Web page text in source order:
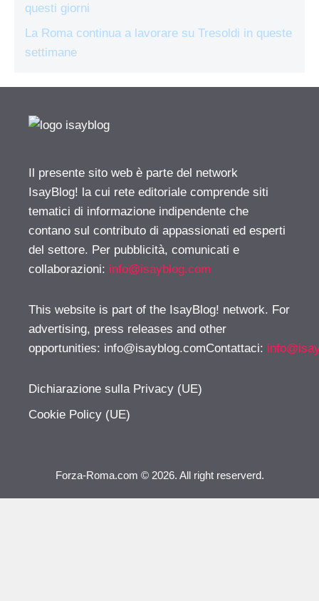
questi giorni
La Roma continua a lavorare su Tresoldi in queste
settimane
Il presente sito web è parte del network
IsayBlog! la cui rete editoriale comprende siti
tematici di informazione indipendente che
contano sul contributo di appassionati ed esperti
del settore. Per pubblicità, comunicati e
collaborazioni: info@isayblog.com
This website is part of the IsayBlog! network. For
advertising, press releases and other
opportunities: info@isayblog.comContattaci:
Dichiarazione sulla Privacy (UE)
Cookie Policy (UE)
Forza-Roma.com © 2026. All right reserverd.